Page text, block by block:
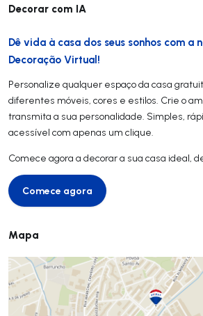
Decorar com IA
Dê vida à casa dos seus sonhos com a
Decoração Virtual!
Personalize qualquer espaço da casa
diferentes móveis, cores e estilos. Crie o
transmita a sua personalidade. Simples,
acessível com apenas um clique.
Comece agora a decorar a sua casa ideal,
Comece agora
Comece agora
Mapa